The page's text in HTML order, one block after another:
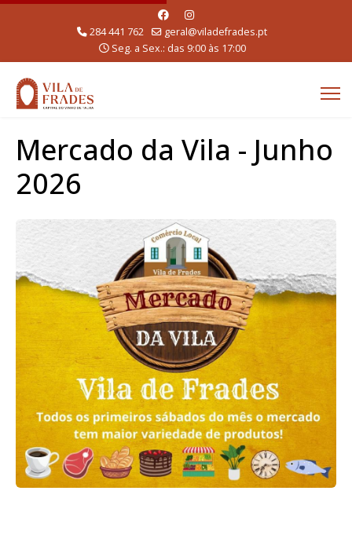
284 441 762
geral@viladefrades.pt
Seg. a Sex.: das 9:00 às 17:00
Mercado da Vila - Junho
2026